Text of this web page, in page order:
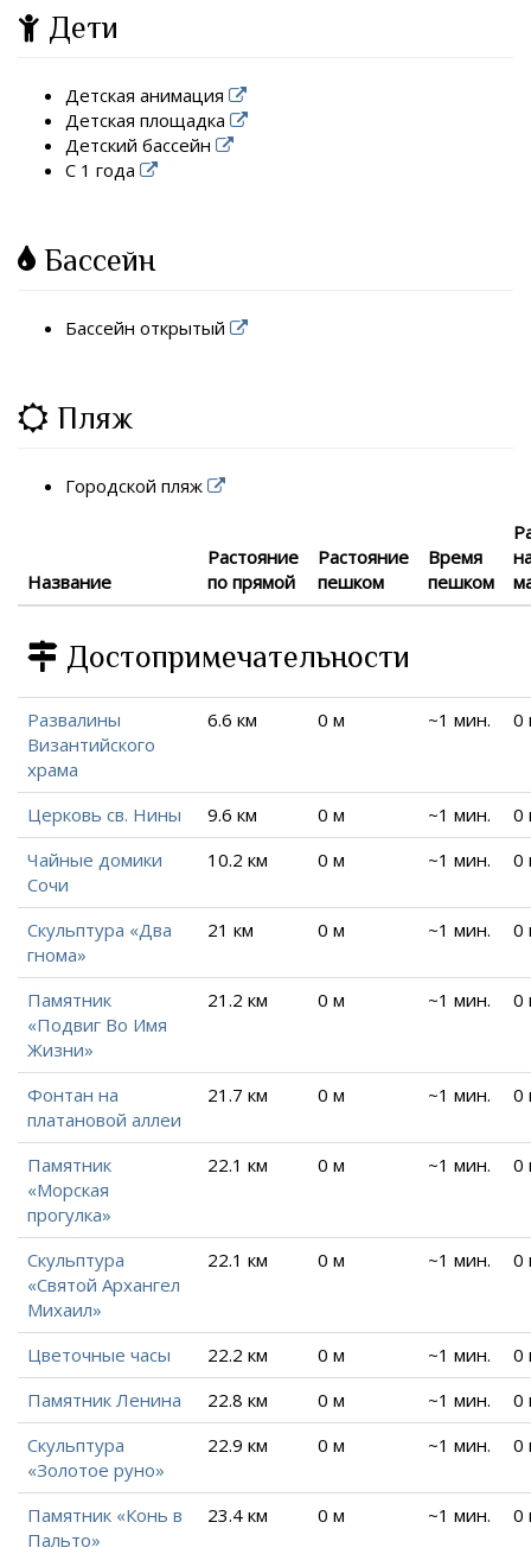
Дети
Детская анимация
Детская площадка
Детский бассейн
С 1 года
Бассейн
Бассейн открытый
Пляж
Городской пляж
Название
Растояние
по прямой
Растояние
пешком
Время
пешком
Достопримечательности
Развалины
Византийского
храма
6.6 км 0 м ~1 мин. 0
Церковь св. Нины 9.6 км 0 м ~1 мин.
0
Чайные домики
Сочи
10.2 км 0 м ~1 мин. 0
Скульптура «Два
гнома»
21 км 0 м ~1 мин. 0
Памятник
«Подвиг Во Имя
Жизни»
21.2 км 0 м ~1 мин. 0
Фонтан на
платановой аллеи
21.7 км 0 м ~1 мин. 0
Памятник
«Морская
прогулка»
22.1 км 0 м ~1 мин. 0
Скульптура
«Святой Архангел
Михаил»
22.1 км 0 м ~1 мин. 0
Цветочные часы 22.2 км 0 м ~1 мин.
0
Памятник Ленина
22.8 км 0 м ~1 мин.
0
Скульптура
«Золотое руно»
22.9 км 0 м ~1 мин. 0
Памятник «Конь в
Пальто»
23.4 км 0 м ~1 мин. 0